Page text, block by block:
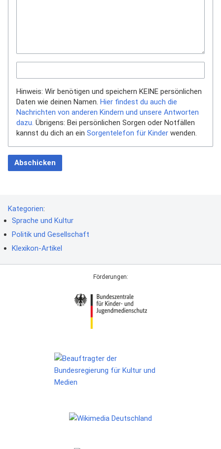
Hinweis: Wir benötigen und speichern KEINE persönlichen
Daten wie deinen Namen. Hier findest du auch die
Nachrichten von anderen Kindern und unsere Antworten
dazu. Übrigens: Bei persönlichen Sorgen oder Notfällen
kannst du dich an ein Sorgentelefon für Kinder wenden.
Abschicken
Kategorien:
Sprache und Kultur
Politik und Gesellschaft
Klexikon-Artikel
Förderungen: